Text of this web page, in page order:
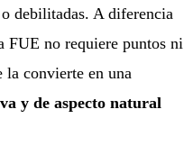
debilitadas. A diferencia
FUE no requiere puntos ni
convierte en una
y de aspecto natural